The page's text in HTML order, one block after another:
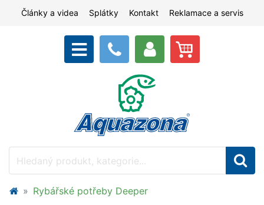
Články a videa Splátky Kontakt Reklamace a servis
Rybářské potřeby Deeper